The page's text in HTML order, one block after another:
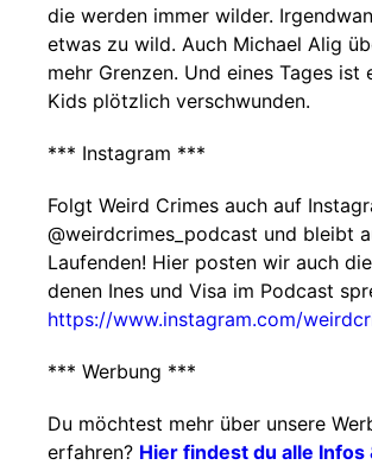
die werden immer wilder.
etwas zu wild. Auch Michael Alig
mehr Grenzen. Und eines Tages ist
Kids plötzlich verschwunden.
*** Instagram ***
Folgt Weird Crimes auch auf
@weirdcrimes_podcast und bleibt
Laufenden! Hier posten wir auch
denen Ines und Visa im Podcast
https://www.instagram.com/
*** Werbung ***
Du möchtest mehr über unsere
erfahren? Hier findest du alle Infos